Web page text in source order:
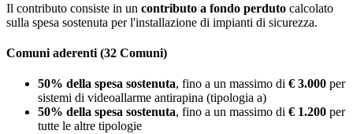
Il contributo consiste in un contributo a fondo perduto calcolato
sulla spesa sostenuta per l'installazione di impianti di sicurezza.
Comuni aderenti (32 Comuni)
50% della spesa sostenuta, fino a un massimo di € 3.000 per
sistemi di videoallarme antirapina (tipologia a)
50% della spesa sostenuta, fino a un massimo di € 1.200 per
tutte le altre tipologie